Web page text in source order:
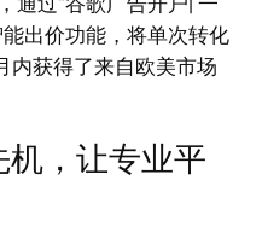
出价功能，将单次转化
内获得了来自欧美市场
，让专业平